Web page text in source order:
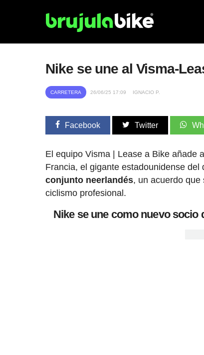
Nike se une al Visma-
CARRETERA 26/06/25 17:09 IGNACIO P.
Facebook Twitter
El equipo Visma | Lease a Bike añade
Francia, el gigante estadounidense
conjunto neerlandés, un acuerdo que
ciclismo profesional.
Nike se une como nuevo socio